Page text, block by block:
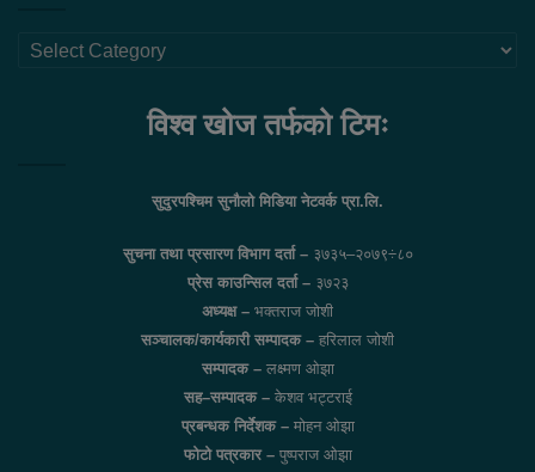
थप
विश्व खोज तर्फको टिमः
सुदुरपश्चिम सुनौलो मिडिया नेटवर्क प्रा.लि.
सुचना तथा प्रसारण विभाग दर्ता – ३७३५–२०७९÷८०
प्रेस काउन्सिल दर्ता – ३७२३
अध्यक्ष – भक्तराज जोशी
सञ्चालक/कार्यकारी सम्पादक – हरिलाल जोशी
सम्पादक –लक्ष्मण ओझा
सह–सम्पादक –केशव भट्टराई
प्रबन्धक निर्देशक –मोहन ओझा
फोटो पत्रकार –पुष्पराज ओझा